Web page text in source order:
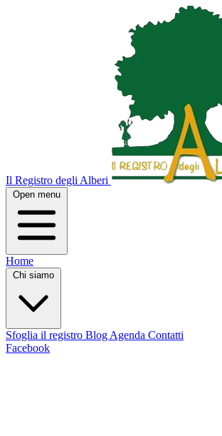
Il Registro degli Alberi
Open menu
Home
Chi siamo
Sfoglia il registro Blog Agenda Contatti
Facebook